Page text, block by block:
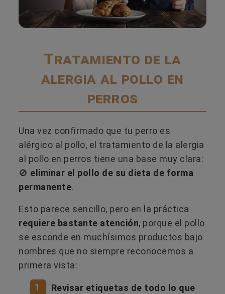
Tratamiento de la
alergia al pollo en
perros
Una vez confirmado que tu perro es
alérgico al pollo, el tratamiento de la alergia
al pollo en perros tiene una base muy clara:
🚫 eliminar el pollo de su dieta de forma
permanente.
Esto parece sencillo, pero en la práctica
requiere bastante atención, porque el pollo
se esconde en muchísimos productos bajo
nombres que no siempre reconocemos a
primera vista:
1
Revisar etiquetas de todo lo que